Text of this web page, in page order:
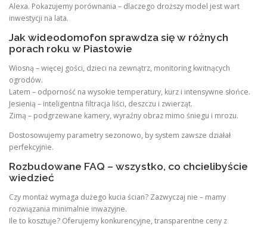
Alexa. Pokazujemy porównania – dlaczego droższy model jest wart
inwestycji na lata.
Jak wideodomofon sprawdza się w różnych
porach roku w Piastowie
Wiosną – więcej gości, dzieci na zewnątrz, monitoring kwitnących
ogrodów.
Latem – odporność na wysokie temperatury, kurz i intensywne słońce.
Jesienią – inteligentna filtracja liści, deszczu i zwierząt.
Zimą – podgrzewane kamery, wyraźny obraz mimo śniegu i mrozu.
Dostosowujemy parametry sezonowo, by system zawsze działał
perfekcyjnie.
Rozbudowane FAQ – wszystko, co chcielibyście
wiedzieć
Czy montaż wymaga dużego kucia ścian? Zazwyczaj nie – mamy
rozwiązania minimalnie inwazyjne.
Ile to kosztuje? Oferujemy konkurencyjne, transparentne ceny z